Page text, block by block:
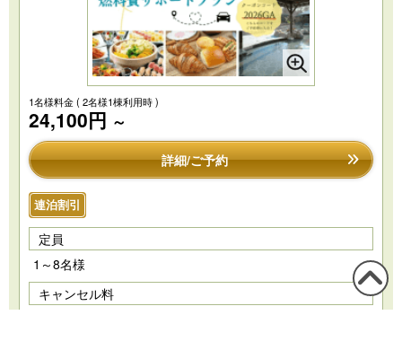
1名様料金( 2名様1棟利用時 )
24,100円 ～
詳細/ご予約
連泊割引
定員
1～8名様
キャンセル料
この